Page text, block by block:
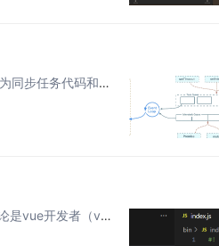
前言 什么是事件循环/EventLoop？EventLoop JS 代码的执行分为同步任务代码和异步任务代码当碰到同步代码时，直接在执行栈中执行,当碰到异步任务并且时机符合时（例如定时器的时间到了），就把异步代码添加到任务队列中当执行...
引言 脚手架是什么，相信各位已经熟悉得不能再熟悉了，毕竟无论是vue开发者（vue-cli）还是react（create-react-app）开发者，他们都有各自的脚手架，个人虽是用react更多，但不得不说是更喜欢vue-cli的，...